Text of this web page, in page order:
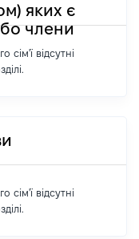
яких є
члени
сім'ї відсутні
сім'ї відсутні